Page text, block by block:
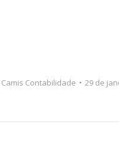
Camis Contabilidade 29 de